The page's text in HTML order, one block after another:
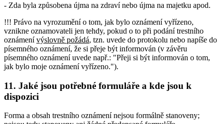
- Zda byla způsobena újma na zdraví nebo újma na majetku apod.
!!! Právo na vyrozumění o tom, jak bylo oznámení vyřízeno,
vznikne oznamovateli jen tehdy, pokud o to při podání trestního
oznámenívýslovně požádá, tzn. uvede do protokolu nebo napíše do
písemného oznámení, že si přeje být informován (v závěru
písemného oznámení uvede např.: "Přeji si být informován o tom,
jak bylo moje oznámení vyřízeno.").
11. Jaké jsou potřebné formuláře a kde jsou k
dispozici
Forma a obsah trestního oznámení nejsou formálně stanoveny;